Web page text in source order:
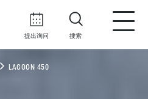
提出询问 搜索
LAGOON 450